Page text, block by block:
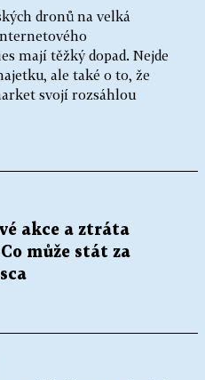
dronů na velká
mají těžký dopad. Nejde
ale také o to, že
svojí rozsáhlou
akce a ztráta
může stát za